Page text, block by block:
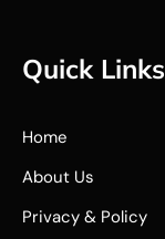
Quick Links
Home
About Us
Privacy & Policy